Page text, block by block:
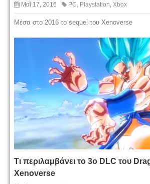
Μαΐ 17, 2016 PC, Playstation, Xbox
Μέσα στο 2016 το sequel του Xenoverse
Τι περιλαμβάνει το 3ο DLC του
Xenoverse